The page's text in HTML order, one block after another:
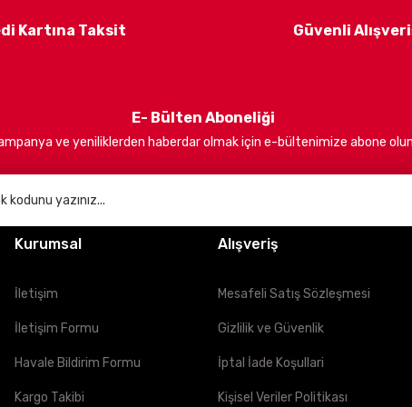
etki yaratmayı ve kullanıcılarımıza daima en iyi hizmeti sunmayı
Kartına Taksit Güvenli
E- Bülten Aboneliği
ve yeniliklerden haberdar olmak için e-bültenimize abone
Kurumsal
İletişim
İletişim Formu
Havale Bildirim Formu
Kargo Takibi
Alışveriş
Mesafeli Satış Sözleşmesi
Gizlilik ve Güvenlik
İptal İade Koşullari
Kişisel Veriler Politikası